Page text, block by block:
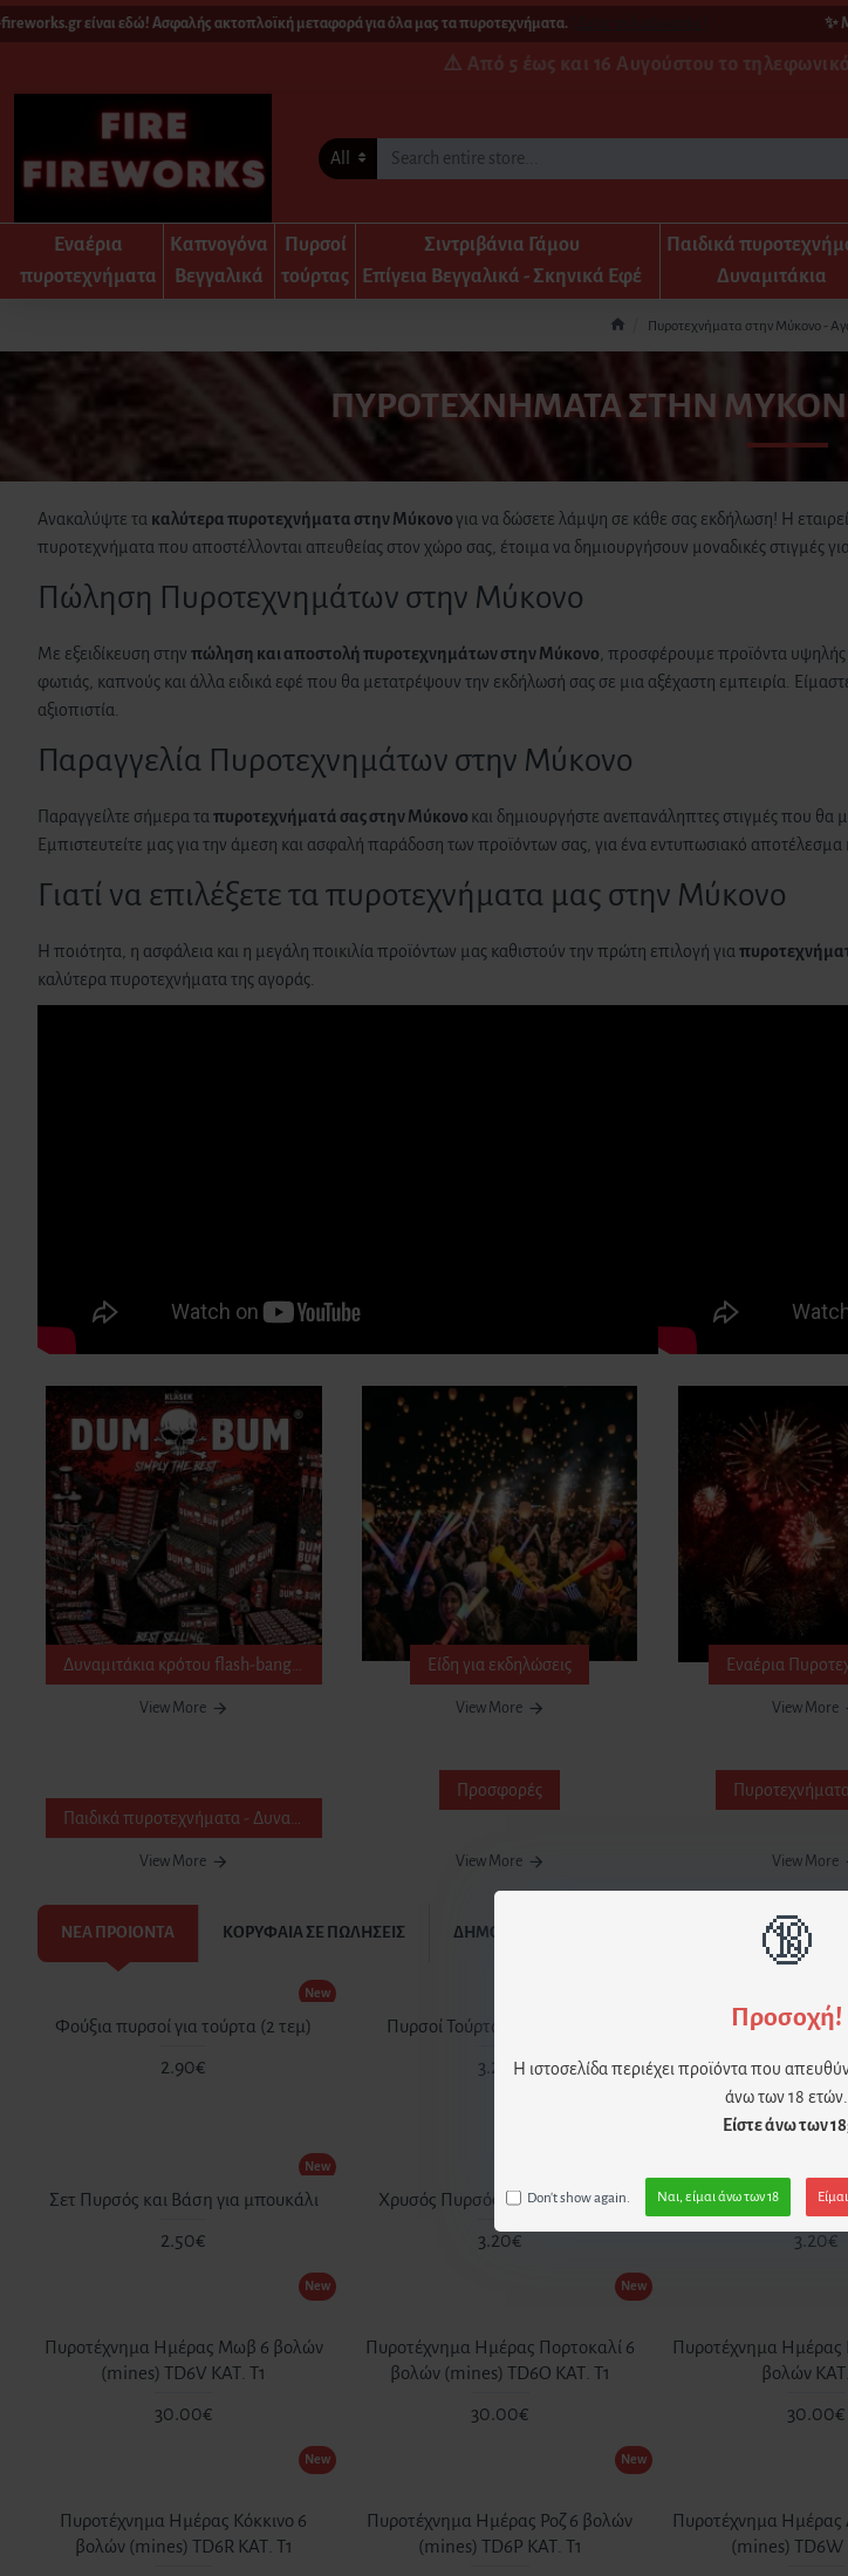
🔞
Προσοχή!
Η ιστοσελίδα περιέχει προϊόντα που
άνω των 18 ετών.
Είστε άνω των
Ναι, είμαι άνω των 18
Don't show again.
είναι εδώ! Ασφαλής ακτοπλοϊκή μεταφορά για όλα μας τα πυροτεχνήματα.[ Δείτε τη διαδικασία ] ✨
⚠️ Από 5 έως και 16 Αυγούστου το
All
Εναέρια
πυροτεχνήματα
Καπνογόνα
Βεγγαλικά
Πυρσοί
τούρτας
Σιντριβάνια Γάμου
Επίγεια Βεγγαλικά - Σκηνικά Εφέ
Παιδικά
Δυναμιτάκια
Πυροτεχνήματα στην Μύκονο -
ΠΥΡΟΤΕΧΝΉΜΑΤΑ ΣΤΗΝ
Ανακαλύψτε τα καλύτερα πυροτεχνήματαστην Μύκονογια να δώσετε λάμψη σε κάθε σας εκδήλωση! Η
πυροτεχνήματα που αποστέλλονται απευθείας στον χώρο σας, έτοιμα να δημιουργήσουν μοναδικές στιγμές
Πώληση Πυροτεχνημάτων στην Μύκονο
Με εξειδίκευση στην πώληση και αποστολή πυροτεχνημάτωνστην Μύκονο , προσφέρουμε προϊόντα υψηλής
φωτιάς, καπνούς και άλλα ειδικά εφέ που θα μετατρέψουν την εκδήλωσή σας σε μια αξέχαστη εμπειρία.
αξιοπιστία.
Παραγγελία Πυροτεχνημάτων στην Μύκονο
Παραγγείλτε σήμερα τα πυροτεχνήματά σαςστην Μύκονο και δημιουργήστε ανεπανάληπτες στιγμές που θα
Εμπιστευτείτε μας για την άμεση και ασφαλή παράδοση των προϊόντων σας, για ένα εντυπωσιακό αποτέλεσμα
Γιατί να επιλέξετε τα πυροτεχνήματα μας στην Μύκονο
Η ποιότητα, η ασφάλεια και η μεγάλη ποικιλία προϊόντων μας καθιστούν την πρώτη επιλογή για
καλύτερα πυροτεχνήματα της αγοράς.
View More
Είδη για εκδηλώσεις
View More
Εναέρια
View More
View More
Προσφορές
View More View More
ΝΕΑ ΠΡΟΙΟΝΤΑ ΚΟΡΥΦΑΙΑ ΣΕ ΠΩΛΗΣΕΙΣ ΔΗΜΟΦΙΛΕΙΣ ΑΝΑΖΗΤΗΣΕΙΣ
New
Φούξια πυρσοί για τούρτα (2 τεμ)
2.90€
Πυρσοί Τούρτας Μπλε (2 Τεμ)
3.20€
(10 Τεμ)
1.90€
New
Σετ Πυρσός και Βάση για μπουκάλι
2.50€
Χρυσός Πυρσός Τούρτας (2 τεμ)
3.20€
Πυρσοί Τούρτας
3.20€
New
Πυροτέχνημα Ημέρας Μωβ 6 βολών
(mines) TD6V ΚΑΤ. T1
30.00€
New
Πυροτέχνημα Ημέρας Πορτοκαλί 6
βολών (mines) TD6O ΚΑΤ. T1
30.00€
Πυροτέχνημα Ημέρας
βολών ΚΑΤ.
30.00€
New
Πυροτέχνημα Ημέρας Κόκκινο 6
βολών (mines) TD6R ΚΑΤ. T1
New
Πυροτέχνημα Ημέρας Ροζ 6 βολών
(mines) TD6P ΚΑΤ. T1
Πυροτέχνημα Ημέρας
(mines) TD6W